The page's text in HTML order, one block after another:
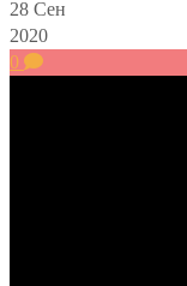
28 Сен
2020
0